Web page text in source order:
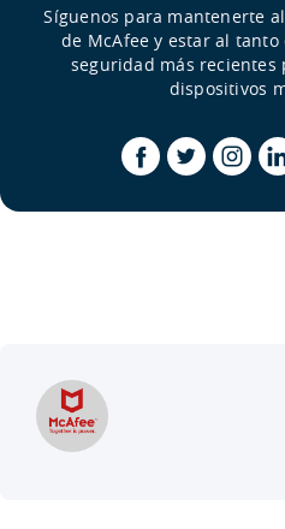
Síguenos para mantenerte
de McAfee y estar al tanto
seguridad más
dispositivos